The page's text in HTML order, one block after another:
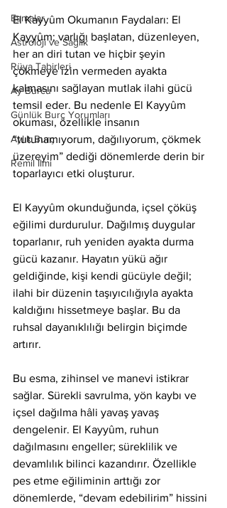
Esmalar
Astroloji ve Sağlık
Rüya Tabirleri
Ay Burcu
Günlük Burç Yorumları
Aylık Burç
Remil İlmi
El Kayyûm Okumanın Faydaları: El
Kayyûm; varlığı başlatan, düzenleyen,
her an diri tutan ve hiçbir şeyin
çökmeye izin vermeden ayakta
kalmasını sağlayan mutlak ilahi gücü
temsil eder. Bu nedenle El Kayyûm
okuması, özellikle insanın
“tutunamıyorum, dağılıyorum, çökmek
üzereyim” dediği dönemlerde derin bir
toparlayıcı etki oluşturur.
El Kayyûm okunduğunda, içsel çöküş
eğilimi durdurulur. Dağılmış duygular
toparlanır, ruh yeniden ayakta durma
gücü kazanır. Hayatın yükü ağır
geldiğinde, kişi kendi gücüyle değil;
ilahi bir düzenin taşıyıcılığıyla ayakta
kaldığını hissetmeye başlar. Bu da
ruhsal dayanıklılığı belirgin biçimde
artırır.
Bu esma, zihinsel ve manevi istikrar
sağlar. Sürekli savrulma, yön kaybı ve
içsel dağılma hâli yavaş yavaş
dengelenir. El Kayyûm, ruhun
dağılmasını engeller; süreklilik ve
devamlılık bilinci kazandırır. Özellikle
pes etme eğiliminin arttığı zor
dönemlerde, “devam edebilirim” hissini